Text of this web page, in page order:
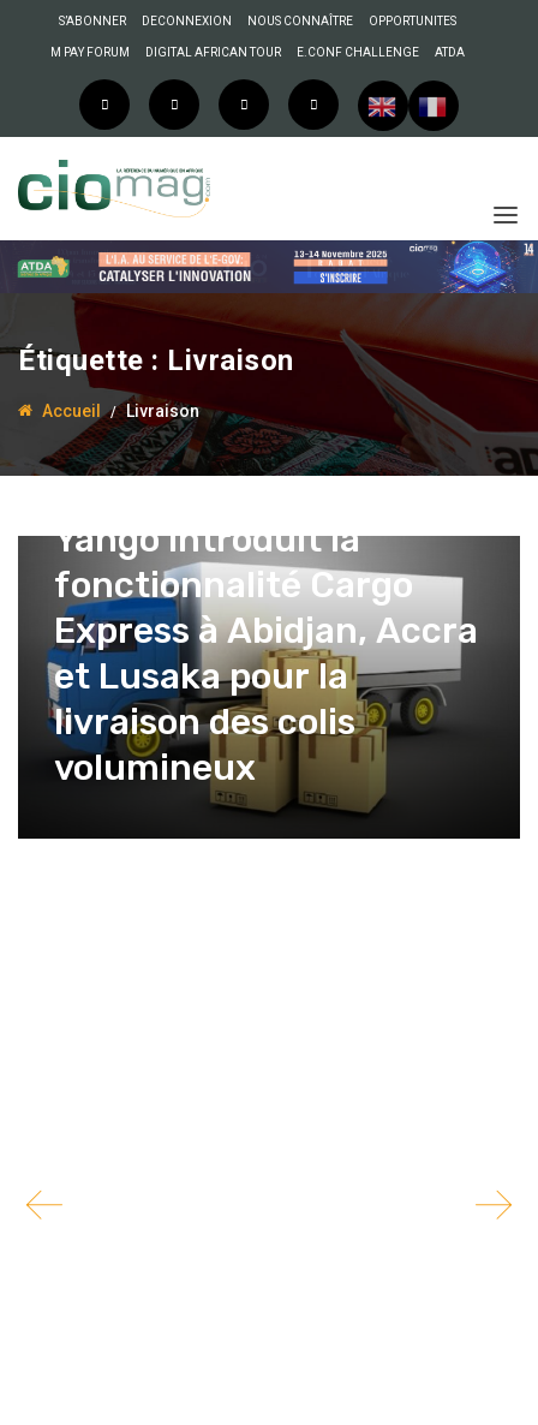
S’ABONNER DECONNEXION NOUS CONNAÎTRE OPPORTUNITES
M PAY FORUM DIGITAL AFRICAN TOUR E.CONF CHALLENGE ATDA
Étiquette : Livraison
Accueil Livraison
Yango introduit la
fonctionnalité Cargo
Express à Abidjan, Accra
et Lusaka pour la
livraison des colis
volumineux